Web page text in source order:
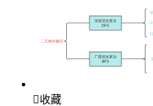
收藏